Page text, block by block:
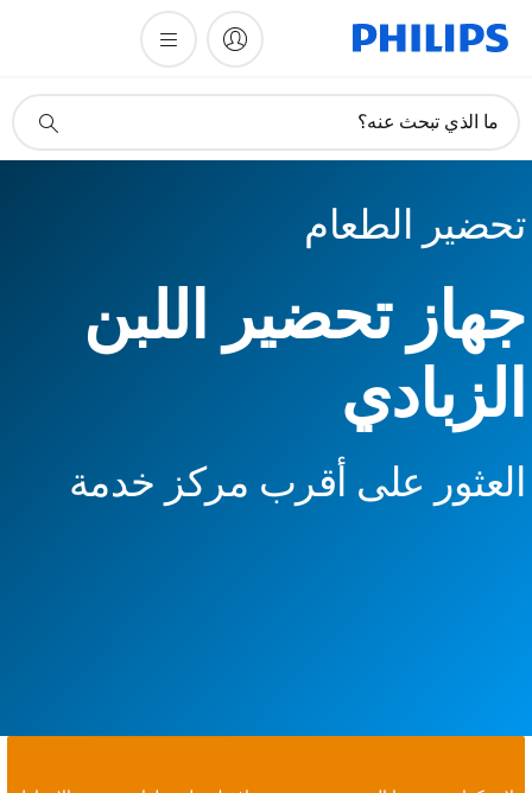
دعم
ما الذي تبحث عنه؟
تحضير الطعام
جهاز تحضير اللبن
الزبادي
العثور على أقرب مركز خدمة